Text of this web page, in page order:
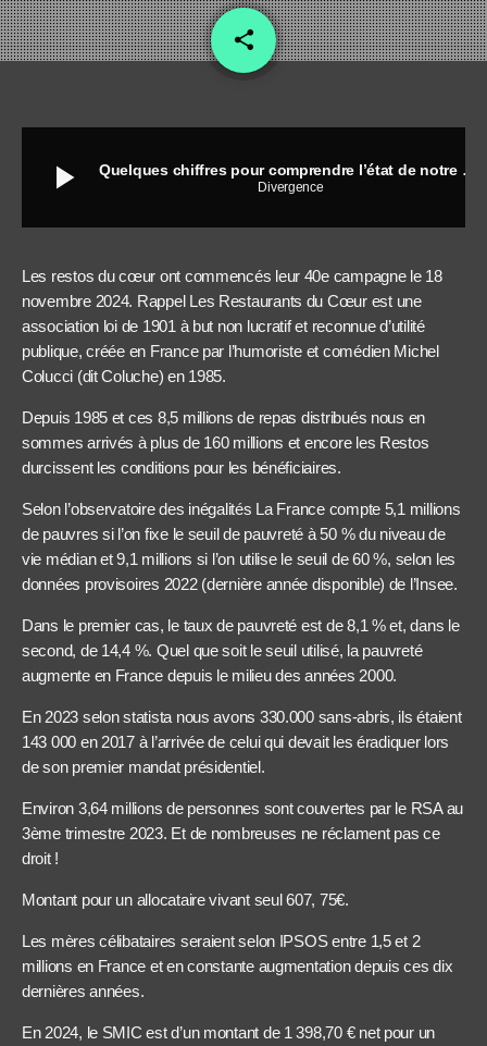
share
email
play_arrow Quelques chiffres pour comprendre l’état de notre pays surendetté
Divergence
Les restos du cœur ont commencés leur 40e campagne le 18
novembre 2024. Rappel Les Restaurants du Cœur est une
association loi de 1901 à but non lucratif et reconnue d’utilité
publique, créée en France par l’humoriste et comédien Michel
Colucci (dit Coluche) en 1985.
Depuis 1985 et ces 8,5 millions de repas distribués nous en
sommes arrivés à plus de 160 millions et encore les Restos
durcissent les conditions pour les bénéficiaires.
Selon l’observatoire des inégalités La France compte 5,1 millions
de pauvres si l’on fixe le seuil de pauvreté à 50 % du niveau de
vie médian et 9,1 millions si l’on utilise le seuil de 60 %, selon les
données provisoires 2022 (dernière année disponible) de l’Insee.
Dans le premier cas, le taux de pauvreté est de 8,1 % et, dans le
second, de 14,4 %. Quel que soit le seuil utilisé, la pauvreté
augmente en France depuis le milieu des années 2000.
En 2023 selon statista nous avons 330.000 sans-abris, ils étaient
143 000 en 2017 à l’arrivée de celui qui devait les éradiquer lors
de son premier mandat présidentiel.
Environ 3,64 millions de personnes sont couvertes par le RSA au
3ème trimestre 2023. Et de nombreuses ne réclament pas ce
droit !
Montant pour un allocataire vivant seul 607, 75€.
Les mères célibataires seraient selon IPSOS entre 1,5 et 2
millions en France et en constante augmentation depuis ces dix
dernières années.
En 2024, le SMIC est d’un montant de 1 398,70 € net pour un